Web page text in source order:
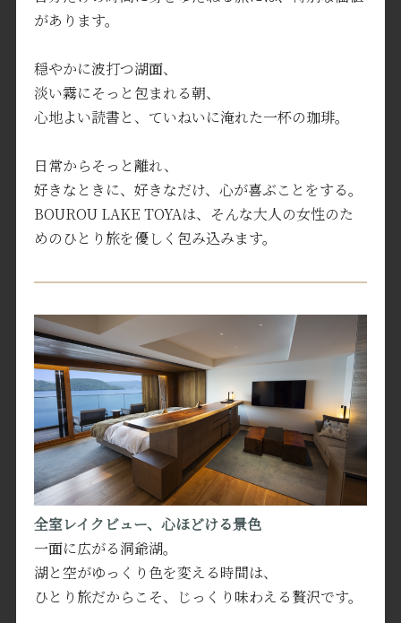
があります。
穏やかに波打つ湖面、
淡い霧にそっと包まれる朝、
心地よい読書と、ていねいに淹れた一杯の珈琲。
日常からそっと離れ、
好きなときに、好きなだけ、心が喜ぶことをする。
BOUROU LAKE TOYAは、そんな大人の女性のた
めのひとり旅を優しく包み込みます。
全室レイクビュー、心ほどける景色
一面に広がる洞爺湖。
湖と空がゆっくり色を変える時間は、
ひとり旅だからこそ、じっくり味わえる贅沢です。